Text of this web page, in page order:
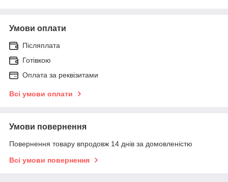
Умови оплати
Післяплата
Готівкою
Оплата за реквізитами
Всі умови оплати
Умови повернення
Повернення товару впродовж 14 днів за домовленістю
Всі умови повернення